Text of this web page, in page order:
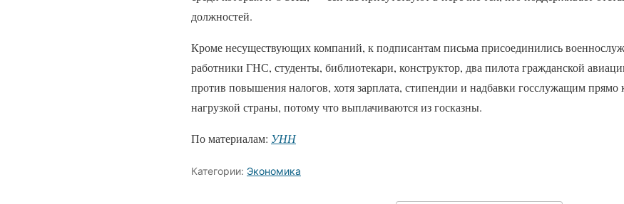
должностей.
Кроме несуществующих компаний, к подписантам письма присоединились
работники ГНС, студенты, библиотекари, конструктор, два пилота гражданской
против повышения налогов, хотя зарплата, стипендии и надбавки госслужащим прямо
нагрузкой страны, потому что выплачиваются из госказны.
По материалам: УНН
Категории: Экономика